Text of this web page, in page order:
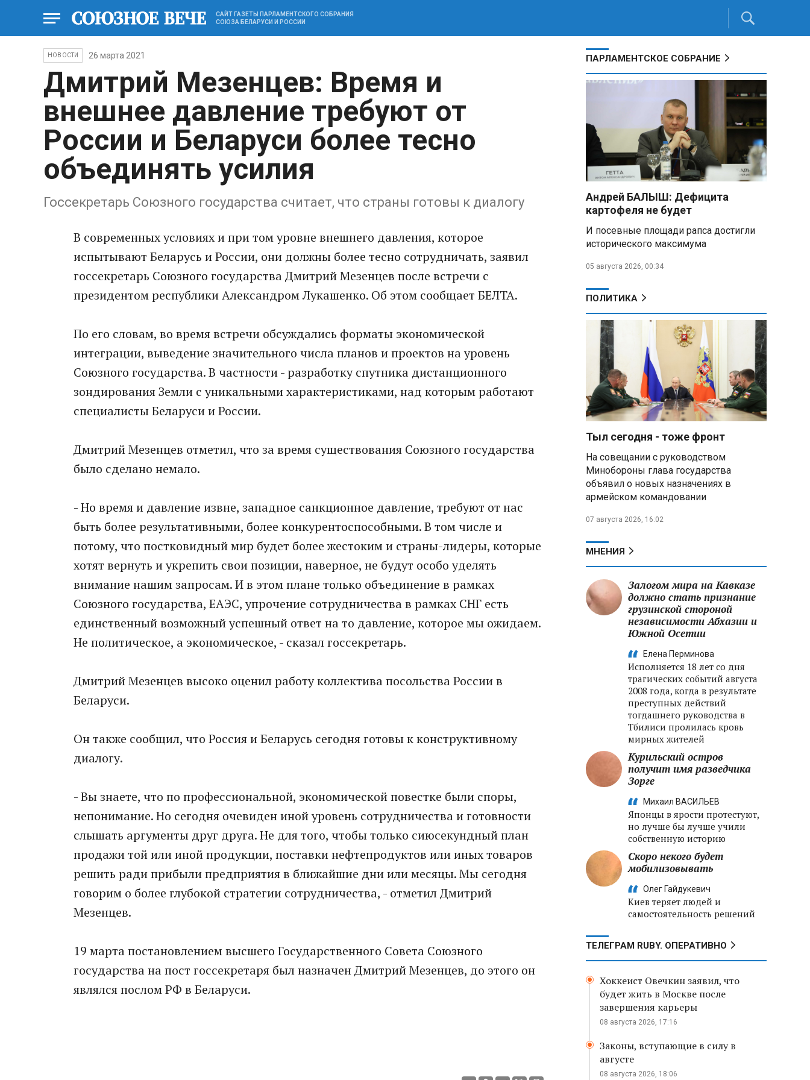
САЙТ ГАЗЕТЫ ПАРЛАМЕНТСКОГО СОБРАНИЯ
СОЮЗА БЕЛАРУСИ И РОССИИ
НОВОСТИ 26 марта 2021
Дмитрий Мезенцев: Время и
внешнее давление требуют от
России и Беларуси более тесно
объединять усилия
Госсекретарь Союзного государства считает, что страны готовы к диалогу
В современных условиях и при том уровне внешнего давления, которое
испытывают Беларусь и России, они должны более тесно сотрудничать, заявил
госсекретарь Союзного государства Дмитрий Мезенцев после встречи с
президентом республики Александром Лукашенко. Об этом сообщает БЕЛТА.
По его словам, во время встречи обсуждались форматы экономической
интеграции, выведение значительного числа планов и проектов на уровень
Союзного государства. В частности - разработку спутника дистанционного
зондирования Земли с уникальными характеристиками, над которым работают
специалисты Беларуси и России.
Дмитрий Мезенцев отметил, что за время существования Союзного государства
было сделано немало.
- Но время и давление извне, западное санкционное давление, требуют от нас
быть более результативными, более конкурентоспособными. В том числе и
потому, что постковидный мир будет более жестоким и страны-лидеры, которые
хотят вернуть и укрепить свои позиции, наверное, не будут особо уделять
внимание нашим запросам. И в этом плане только объединение в рамках
Союзного государства, ЕАЭС, упрочение сотрудничества в рамках СНГ есть
единственный возможный успешный ответ на то давление, которое мы ожидаем.
Не политическое, а экономическое, - сказал госсекретарь.
Дмитрий Мезенцев высоко оценил работу коллектива посольства России в
Беларуси.
Он также сообщил, что Россия и Беларусь сегодня готовы к конструктивному
диалогу.
- Вы знаете, что по профессиональной, экономической повестке были споры,
непонимание. Но сегодня очевиден иной уровень сотрудничества и готовности
слышать аргументы друг друга. Не для того, чтобы только сиюсекундный план
продажи той или иной продукции, поставки нефтепродуктов или иных товаров
решить ради прибыли предприятия в ближайшие дни или месяцы. Мы сегодня
говорим о более глубокой стратегии сотрудничества, - отметил Дмитрий
Мезенцев.
19 марта постановлением высшего Государственного Совета Союзного
государства на пост госсекретаря был назначен Дмитрий Мезенцев, до этого он
являлся послом РФ в Беларуси.
ПАРЛАМЕНТСКОЕ СОБРАНИЕ
Андрей БАЛЫШ: Дефицита
картофеля не будет
И посевные площади рапса достигли
исторического максимума
05 августа 2026, 00:34
ПОЛИТИКА
Тыл сегодня - тоже фронт
На совещании с руководством
Минобороны глава государства
объявил о новых назначениях в
армейском командовании
07 августа 2026, 16:02
МНЕНИЯ
Залогом мира на Кавказе
должно стать признание
грузинской стороной
независимости Абхазии и
Южной Осетии
Елена Перминова
Исполняется 18 лет со дня
трагических событий августа
2008 года, когда в результате
преступных действий
тогдашнего руководства в
Тбилиси пролилась кровь
мирных жителей
Курильский остров
получит имя разведчика
Зорге
Михаил ВАСИЛЬЕВ
Японцы в ярости протестуют,
но лучше бы лучше учили
собственную историю
Скоро некого будет
мобилизовывать
Олег Гайдукевич
Киев теряет людей и
самостоятельность решений
ТЕЛЕГРАМ RUBY. ОПЕРАТИВНО
Хоккеист Овечкин заявил, что
будет жить в Москве после
завершения карьеры
08 августа 2026, 17:16
Законы, вступающие в силу в
августе
08 августа 2026, 18:06